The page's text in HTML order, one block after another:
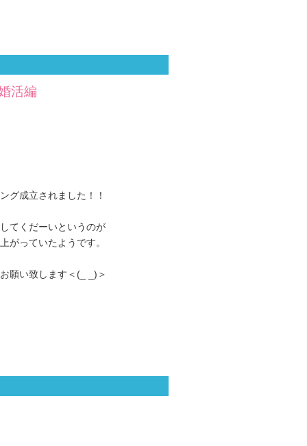
活編
グ成立されました！！
てくだーいというのが
がっていたようです。
願い致します＜(_ _)＞